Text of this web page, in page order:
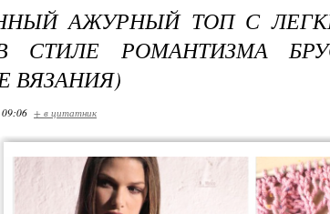
АЖУРНЫЙ ТОП С
СТИЛЕ РОМАНТИЗМА
ВЯЗАНИЯ)
09:06 + в цитатник